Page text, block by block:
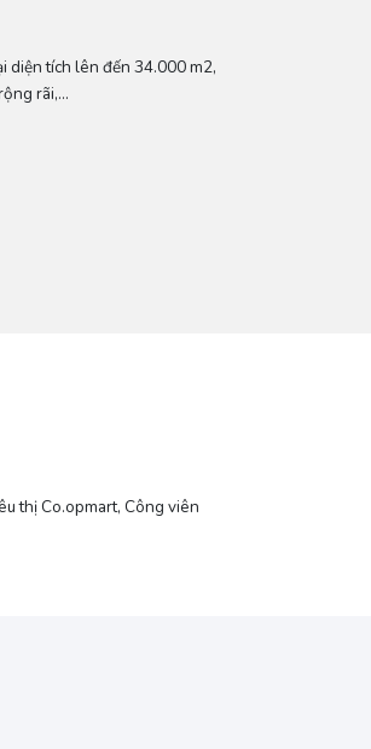
diện tích lên đến 34.000 m2,
rãi,…
thị Co.opmart, Công viên